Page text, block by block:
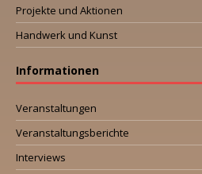
Projekte und Aktionen
Handwerk und Kunst
Informationen
Veranstaltungen
Veranstaltungsberichte
Interviews